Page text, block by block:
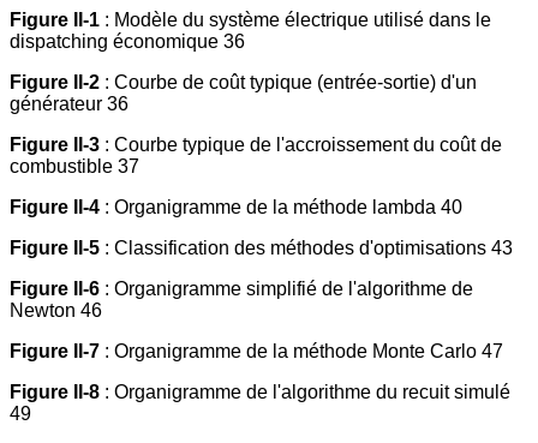
Figure II-1 : Modèle du système électrique utilisé dans le
dispatching économique 36
Figure II-2 : Courbe de coût typique (entrée-sortie) d'un
générateur 36
Figure II-3 : Courbe typique de l'accroissement du coût de
combustible 37
Figure II-4 : Organigramme de la méthode lambda 40
Figure II-5 : Classification des méthodes d'optimisations 43
Figure II-6 : Organigramme simplifié de l'algorithme de
Newton 46
Figure II-7 : Organigramme de la méthode Monte Carlo 47
Figure II-8 : Organigramme de l'algorithme du recuit simulé
49